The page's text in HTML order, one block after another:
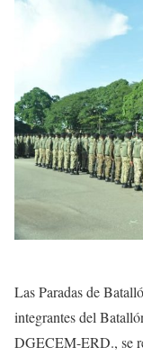
Las Paradas de
integrantes del
DGECEM-ERD., se